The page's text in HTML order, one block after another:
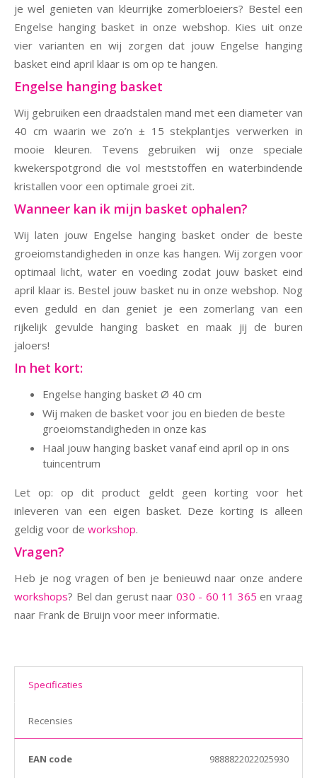
je wel genieten van kleurrijke zomerbloeiers? Bestel een
Engelse hanging basket in onze webshop. Kies uit onze
vier varianten en wij zorgen dat jouw Engelse hanging
basket eind april klaar is om op te hangen.
Engelse hanging basket
Wij gebruiken een draadstalen mand met een diameter van
40 cm waarin we zo’n ± 15 stekplantjes verwerken in
mooie kleuren. Tevens gebruiken wij onze speciale
kwekerspotgrond die vol meststoffen en waterbindende
kristallen voor een optimale groei zit.
Wanneer kan ik mijn basket ophalen?
Wij laten jouw Engelse hanging basket onder de beste
groeiomstandigheden in onze kas hangen. Wij zorgen voor
optimaal licht, water en voeding zodat jouw basket eind
april klaar is. Bestel jouw basket nu in onze webshop. Nog
even geduld en dan geniet je een zomerlang van een
rijkelijk gevulde hanging basket en maak jij de buren
jaloers!
In het kort:
Engelse hanging basket Ø 40 cm
Wij maken de basket voor jou en bieden de beste
groeiomstandigheden in onze kas
Haal jouw hanging basket vanaf eind april op in ons
tuincentrum
Let op: op dit product geldt geen korting voor het
inleveren van een eigen basket. Deze korting is alleen
geldig voor de workshop.
Vragen?
Heb je nog vragen of ben je benieuwd naar onze andere
workshops? Bel dan gerust naar 030 - 60 11 365 en vraag
naar Frank de Bruijn voor meer informatie.
Specificaties
Recensies
EAN code 9888822022025930